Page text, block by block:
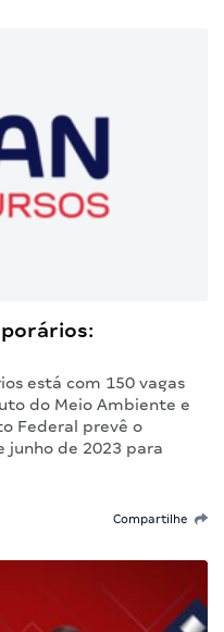
está com 150 vagas
do Meio Ambiente e
Federal prevê o
de 2023 para
Compartilhe